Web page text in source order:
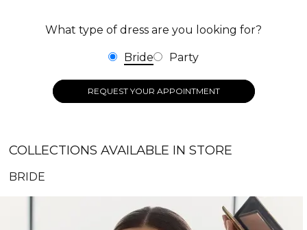
What type of dress are you looking for?
Bride Party
REQUEST YOUR APPOINTMENT
COLLECTIONS AVAILABLE IN STORE
BRIDE